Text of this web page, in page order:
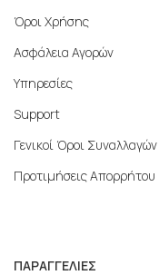
Όροι Χρήσης
Ασφάλεια Αγορών
Υπηρεσίες
Support
Γενικοί Όροι Συναλλαγών
Προτιμήσεις Απορρήτου
ΠΑΡΑΓΓΕΛΙΕΣ